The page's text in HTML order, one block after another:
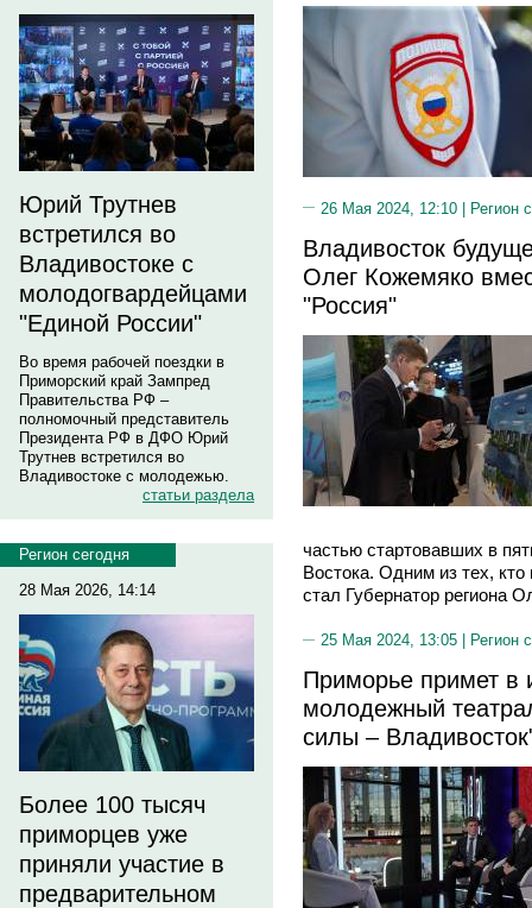
Юрий Трутнев
встретился во
Владивостоке с
молодогвардейцами
"Единой России"
Во время рабочей поездки в
Приморский край Зампред
Правительства РФ –
полномочный представитель
Президента РФ в ДФО Юрий
Трутнев встретился во
Владивостоке с молодежью.
статьи раздела
Регион сегодня
28 Мая 2026, 14:14
Более 100 тысяч
приморцев уже
приняли участие в
предварительном
26 Мая 2024, 12:10 | Регион
Владивосток
Олег Кожемяко
"Россия"
частью стартовавших в
Востока. Одним из тех, кто
стал Губернатор региона
25 Мая 2024, 13:05 | Регион
Приморье примет в
молодежный
силы –